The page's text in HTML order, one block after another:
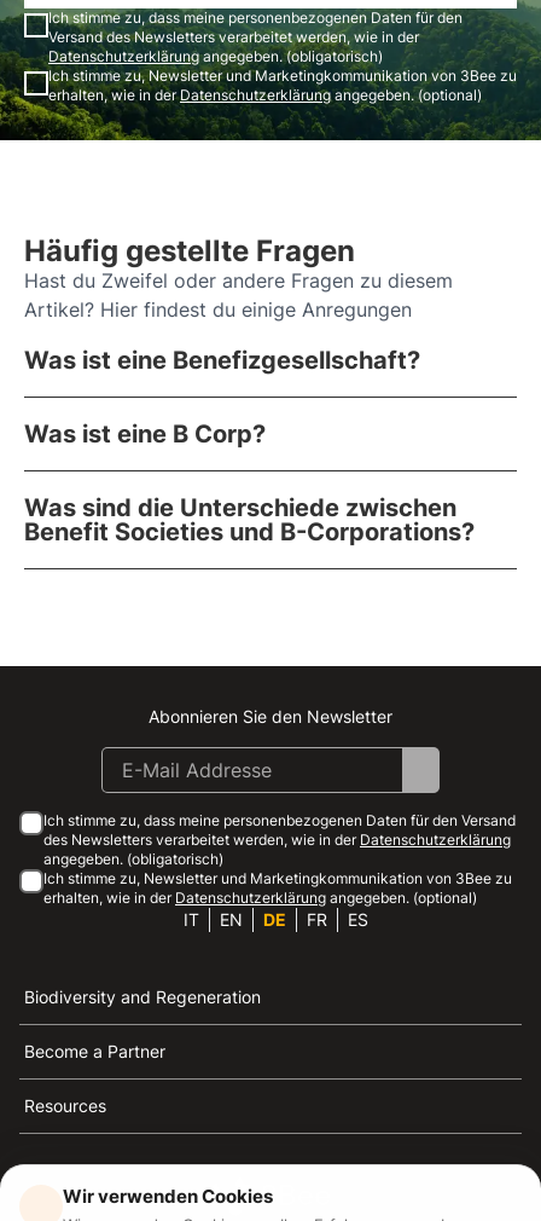
Ich stimme zu, dass meine personenbezogenen Daten für den
Versand des Newsletters verarbeitet werden, wie in der
Datenschutzerklärungangegeben. (obligatorisch)
Ich stimme zu, Newsletter und Marketingkommunikation von 3Bee zu
erhalten, wie in derDatenschutzerklärungangegeben. (optional)
Häufig gestellte Fragen
Hast du Zweifel oder andere Fragen zu diesem
Artikel? Hier findest du einige Anregungen
Was ist eine Benefizgesellschaft?
Was ist eine B Corp?
Was sind die Unterschiede zwischen
Benefit Societies und B-Corporations?
Instagram
Facebook
Linkedin
Youtube
Abonnieren Sie den Newsletter
Ich stimme zu, dass meine personenbezogenen Daten für den Versand
des Newsletters verarbeitet werden, wie in der Datenschutzerklärung
angegeben. (obligatorisch)
Ich stimme zu, Newsletter und Marketingkommunikation von 3Bee zu
erhalten, wie in der Datenschutzerklärung angegeben. (optional)
IT EN DE FR ES
Biodiversity and Regeneration
Become a Partner
Resources
Wir verwenden Cookies